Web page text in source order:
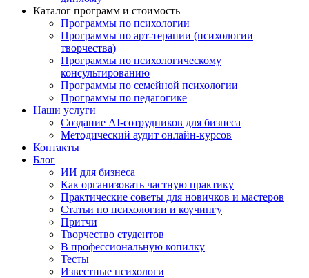
Каталог программ и стоимость
Программы по психологии
Программы по арт-терапии (психологии
творчества)
Программы по психологическому
консультированию
Программы по семейной психологии
Программы по педагогике
Наши услуги
Создание AI-сотрудников для бизнеса
Методический аудит онлайн-курсов
Контакты
Блог
ИИ для бизнеса
Как организовать частную практику
Практические советы для новичков и мастеров
Статьи по психологии и коучингу
Притчи
Творчество студентов
В профессиональную копилку
Тесты
Известные психологи